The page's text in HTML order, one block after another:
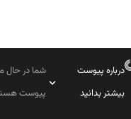
درباره پیوست
بیشتر بدانید
شما در حال
پیوست